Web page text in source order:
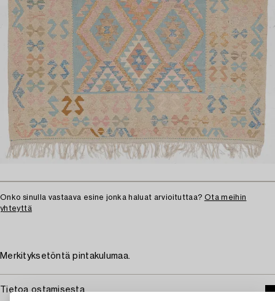
Onko sinulla vastaava esine jonka haluat arvioituttaa? Ota meihin
yhteyttä
Merkityksetöntä pintakulumaa.
Tietoa ostamisesta